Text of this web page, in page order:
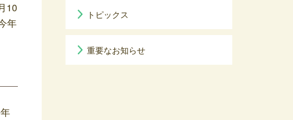
10
年
トピックス
重要なお知らせ